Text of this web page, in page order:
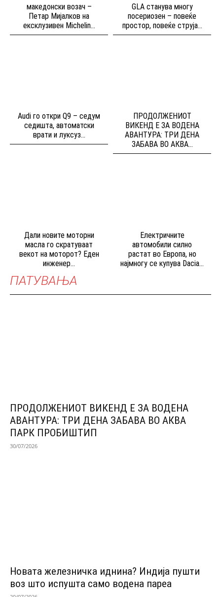
македонски возач –
Петар Мијалков на
ексклузивен Michelin...
GLA станува многу
посериозен – повеќе
простор, повеќе струја...
Audi го откри Q9 – седум
седишта, автоматски
врати и луксуз...
ПРОДОЛЖЕНИОТ
ВИКЕНД Е ЗА ВОДЕНА
АВАНТУРА: ТРИ ДЕНА
ЗАБАВА ВО АКВА...
Дали новите моторни
масла го скратуваат
векот на моторот? Еден
инженер...
Електричните
автомобили силно
растат во Европа, но
најмногу се купува Dacia...
ПАТУВАЊА
ПРОДОЛЖЕНИОТ ВИКЕНД Е ЗА ВОДЕНА
АВАНТУРА: ТРИ ДЕНА ЗАБАВА ВО АКВА
ПАРК ПРОБИШТИП
30/07/2026
Новата железничка иднина? Индија пушти
воз што испушта само водена пареа